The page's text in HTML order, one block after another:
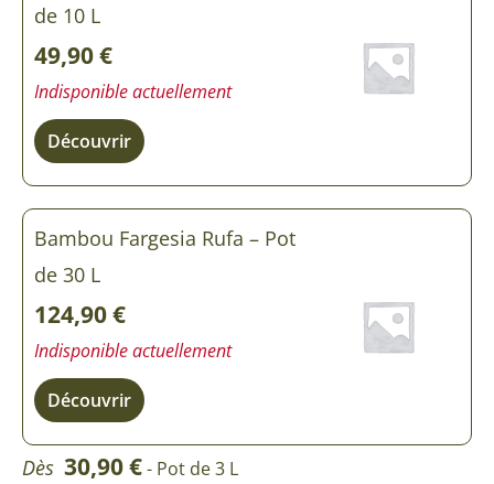
de 10 L
49,90€
Indisponible actuellement
Découvrir
Bambou Fargesia Rufa – Pot
de 30 L
124,90€
Indisponible actuellement
Découvrir
Dès 30,90€- Pot de 3 L